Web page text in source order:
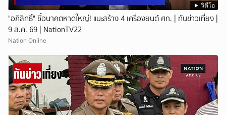
วิดีโอ
"อภิสิทธิ์" ชี้อนาคตหาดใหญ่! แนะสร้าง 4 เครื่องยนต์ ศก. | ทันข่าวเที่ยง |
9 ส.ค. 69 | NationTV22
Nation Online